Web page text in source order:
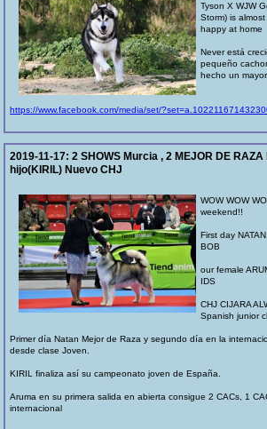
Tyson X WJW
Storm) is
happy at home
Never está
pequeño
hecho un
https://www.facebook.com/media/set/
2019-11-17:2 SHOWS Murcia , 2 MEJOR DE
hijo(KIRIL) Nuevo CHJ
WOW WOW
weekend!!
First day
BOB
our female
IDS
CHJ CIJARA
Spanish junior
Primer día Natan Mejor de Raza y segundo día en la
desde clase Joven.
KIRIL finaliza así su campeonato joven de España.
Aruma en su primera salida en abierta consigue 2 CACs, 1
internacional